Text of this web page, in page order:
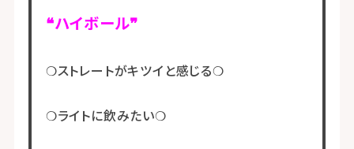
❝ハイボール❞
❍ストレートがキツイと感じる❍
❍ライトに飲みたい❍